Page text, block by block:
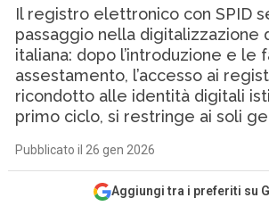
Il registro elettronico con SPID
passaggio nella digitalizzazione
italiana: dopo l’introduzione e le
assestamento, l’accesso ai
ricondotto alle identità digitali
primo ciclo, si restringe ai soli
Pubblicato il 26 gen 2026
Aggiungi tra i preferiti su